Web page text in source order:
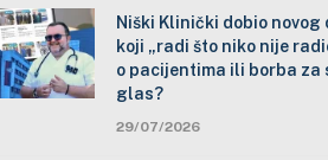
Niški Klinički dobio novog
koji „radi što niko nije
o pacijentima ili borba za
glas?
29/07/2026